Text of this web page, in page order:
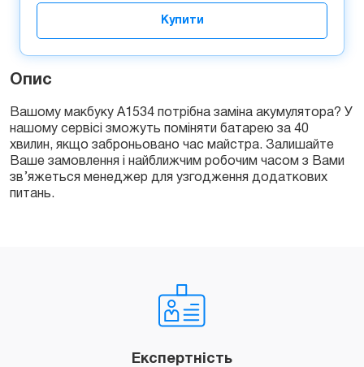
Купити
Опис
Вашому макбуку A1534 потрібна заміна акумулятора? У
нашому сервісі зможуть поміняти батарею за 40
хвилин, якщо заброньовано час майстра. Залишайте
Ваше замовлення і найближчим робочим часом з Вами
зв’яжеться менеджер для узгодження додаткових
питань.
Експертність